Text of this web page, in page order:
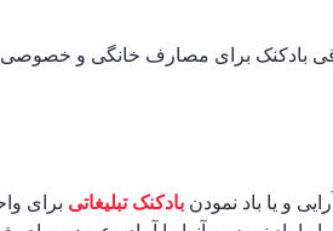
بادکنک برای مصارف خانگی و
و یا باد نمودن بادکنک تبلیغاتی برای